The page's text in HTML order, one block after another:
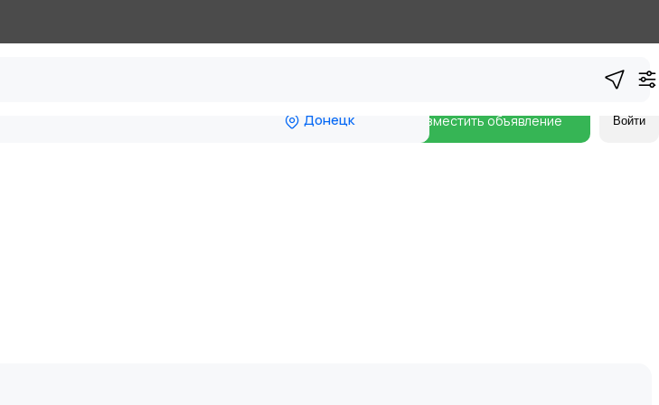
Донецк Разместить объявление Войти